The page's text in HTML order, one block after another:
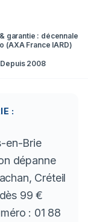
garantie : décennale
(AXA France IARD)
Depuis 2008
:
en-Brie
dépanne
Créteil
99 €
: 01 88